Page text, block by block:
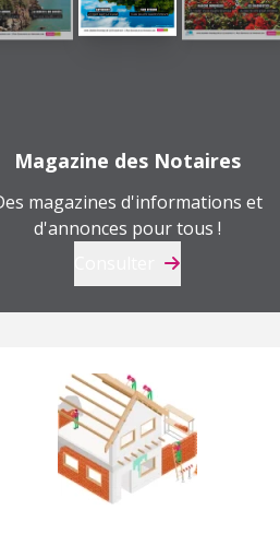
sur-Mer (14) Cairon (14)
Magazine des Notaires
magazines d'informations et
d'annonces pour tous !